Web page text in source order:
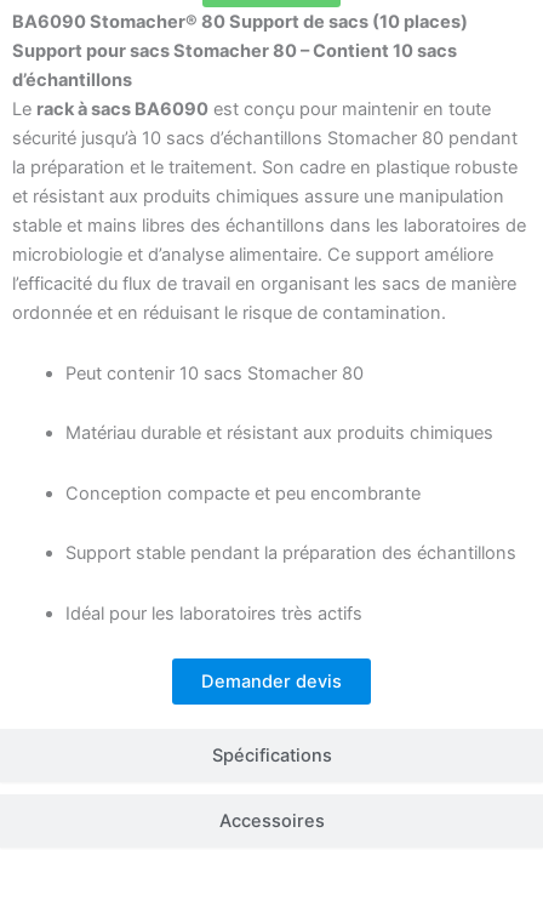
Spécifications
Accessoires
BA6090 Stomacher® 80 Support de sacs (10 places)
Support pour sacs Stomacher 80 – Contient 10 sacs
d’échantillons
Le rack à sacs BA6090 est conçu pour maintenir en toute
sécurité jusqu’à 10 sacs d’échantillons Stomacher 80 pendant
la préparation et le traitement. Son cadre en plastique robuste
et résistant aux produits chimiques assure une manipulation
stable et mains libres des échantillons dans les laboratoires de
microbiologie et d’analyse alimentaire. Ce support améliore
l’efficacité du flux de travail en organisant les sacs de manière
ordonnée et en réduisant le risque de contamination.
Peut contenir 10 sacs Stomacher 80
Matériau durable et résistant aux produits chimiques
Conception compacte et peu encombrante
Support stable pendant la préparation des échantillons
Idéal pour les laboratoires très actifs
Demander devis